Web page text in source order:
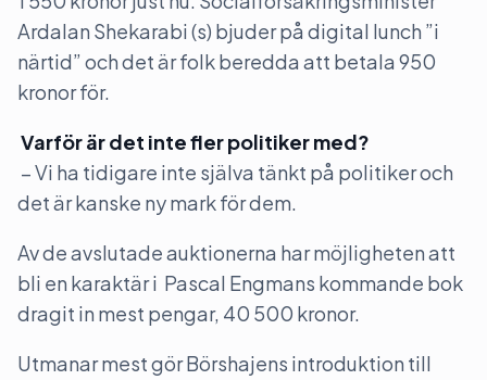
Ardalan Shekarabi (s) bjuder på digital lunch ”i
närtid” och det är folk beredda att betala 950
kronor för.
Varför är det inte fler politiker med?
– Vi ha tidigare inte själva tänkt på politiker och
det är kanske ny mark för dem.
Av de avslutade auktionerna har möjligheten att
bli en karaktär i Pascal Engmans kommande bok
dragit in mest pengar, 40 500 kronor.
Utmanar mest gör Börshajens introduktion till